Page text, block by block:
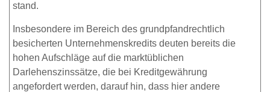
stand.
Insbesondere im Bereich des grundpfandrechtlich
besicherten Unternehmenskredits deuten bereits die
hohen Aufschläge auf die marktüblichen
Darlehenszinssätze, die bei Kreditgewährung
angefordert werden, darauf hin, dass hier andere